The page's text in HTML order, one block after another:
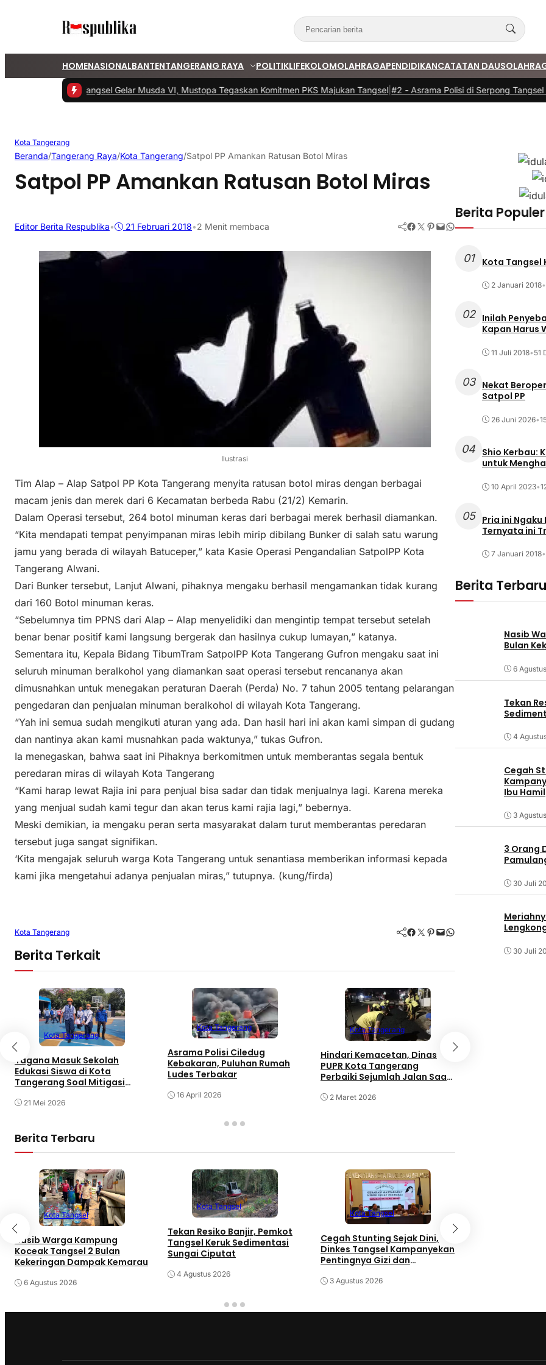
HOMENASIONALBANTENTANGERANG RAYA POLITIKLIFEKOLOMOLAHRAGAPENDIDIKANCATATAN DAUS
PKS Tangsel Gelar Musda VI, Mustopa Tegaskan Komitmen PKS Majukan Tangsel|#2 -Asrama Polisi di Serpong Tangsel
Kota Tangerang
Beranda/Tangerang Raya/Kota Tangerang/Satpol PP Amankan Ratusan Botol Miras
Satpol PP Amankan Ratusan Botol Miras
Editor Berita Respublika• 21 Februari 2018•2 Menit membaca Facebook Twitter Pinterest Mail WhatsApp
Ilustrasi
Tim Alap – Alap Satpol PP Kota Tangerang menyita ratusan botol miras dengan berbagai
macam jenis dan merek dari 6 Kecamatan berbeda Rabu (21/2) Kemarin.
Dalam Operasi tersebut, 264 botol minuman keras dari berbagai merek berhasil diamankan.
“Kita mendapati tempat penyimpanan miras lebih mirip dibilang Bunker di salah satu warung
jamu yang berada di wilayah Batuceper,” kata Kasie Operasi Pengandalian SatpolPP Kota
Tangerang Alwani.
Dari Bunker tersebut, Lanjut Alwani, pihaknya mengaku berhasil mengamankan tidak kurang
dari 160 Botol minuman keras.
“Sebelumnya tim PPNS dari Alap – Alap menyelidiki dan mengintip tempat tersebut setelah
benar benar positif kami langsung bergerak dan hasilnya cukup lumayan,” katanya.
Sementara itu, Kepala Bidang TibumTram SatpolPP Kota Tangerang Gufron mengaku saat ini
seluruh minuman beralkohol yang diamankan saat operasi tersebut rencananya akan
dimusnahkan untuk menegakan peraturan Daerah (Perda) No. 7 tahun 2005 tentang pelarangan
pengedaran dan penjualan minuman beralkohol di wilayah Kota Tangerang.
“Yah ini semua sudah mengikuti aturan yang ada. Dan hasil hari ini akan kami simpan di gudang
dan nantinya akan kami musnahkan pada waktunya,” tukas Gufron.
Ia menegaskan, bahwa saat ini Pihaknya berkomitmen untuk memberantas segala bentuk
peredaran miras di wilayah Kota Tangerang
“Kami harap lewat Rajia ini para penjual bisa sadar dan tidak menjualnya lagi. Karena mereka
yang menjual sudah kami tegur dan akan terus kami rajia lagi,” bebernya.
Meski demikian, ia mengaku peran serta masyarakat dalam turut memberantas peredaran
tersebut juga sangat signifikan.
‘Kita mengajak seluruh warga Kota Tangerang untuk senantiasa memberikan informasi kepada
kami jika mengetahui adanya penjualan miras,” tutupnya. (kung/firda)
Kota Tangerang Facebook Twitter Pinterest Mail WhatsApp
Berita Terkait
Kota Tangerang
Tagana Masuk Sekolah
Edukasi Siswa di Kota
Tangerang Soal Mitigasi
21 Mei 2026
Kota Tangerang
Asrama Polisi Ciledug
Kebakaran, Puluhan Rumah
Ludes Terbakar
16 April 2026
Kota Tangerang
Hindari Kemacetan, Dinas
PUPR Kota Tangerang
Perbaiki Sejumlah Jalan Saat
2 Maret 2026
Berita Terbaru
Kota Tangsel
Nasib Warga Kampung
Koceak Tangsel 2 Bulan
Kekeringan Dampak Kemarau
6 Agustus 2026
Kota Tangsel
Tekan Resiko Banjir, Pemkot
Tangsel Keruk Sedimentasi
Sungai Ciputat
4 Agustus 2026
Kota Tangsel
Cegah Stunting Sejak Dini,
Dinkes Tangsel Kampanyekan
Pentingnya Gizi dan
3 Agustus 2026
Berita Populer
01 Kota Tangsel
2 Januari 2018•
02
Inilah
Kapan Harus
11 Juli 2018• 51
03
Nekat
Satpol PP
26 Juni 2026•
04 Shio Kerbau:
untuk
10 April 2023•
05
Pria ini Ngaku
Ternyata ini
7 Januari 2018•
Berita Terbaru
Nasib
Bulan
6
Tekan
4
Cegah
Ibu Hamil
3
3 Orang
30 Juli
30 Juli